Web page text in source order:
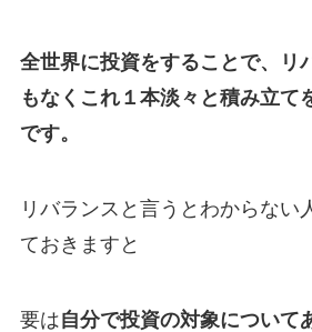
全世界に投資をすることで、リ
もなくこれ１本淡々と積み立て
です。
リバランスと言うとわからない
ておきますと
要は自分で投資の対象について